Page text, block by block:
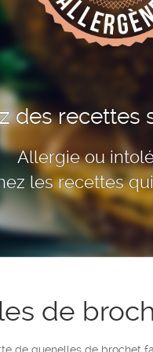
des recettes
Allergie ou
les recettes
de